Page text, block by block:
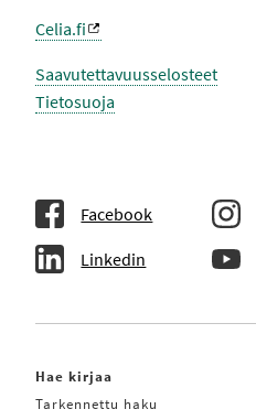
Celia.fi
Saavutettavuusselosteet
Tietosuoja
Facebook
Linkedin
Hae kirjaa
Tarkennettu haku